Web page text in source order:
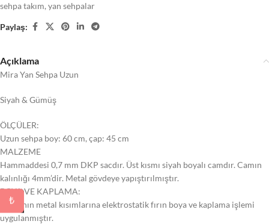
sehpa takım,yan sehpalar
Paylaş:
Açıklama
Mira Yan Sehpa Uzun
Siyah & Gümüş
ÖLÇÜLER:
Uzun sehpa boy: 60 cm, çap: 45 cm
MALZEME
Hammaddesi 0,7 mm DKP sacdır. Üst kısmı siyah boyalı camdır. Camın
kalınlığı 4mm’dir. Metal gövdeye yapıştırılmıştır.
BOYA VE KAPLAMA:
Sehpanın metal kısımlarına elektrostatik fırın boya ve kaplama işlemi
uygulanmıştır.
₺